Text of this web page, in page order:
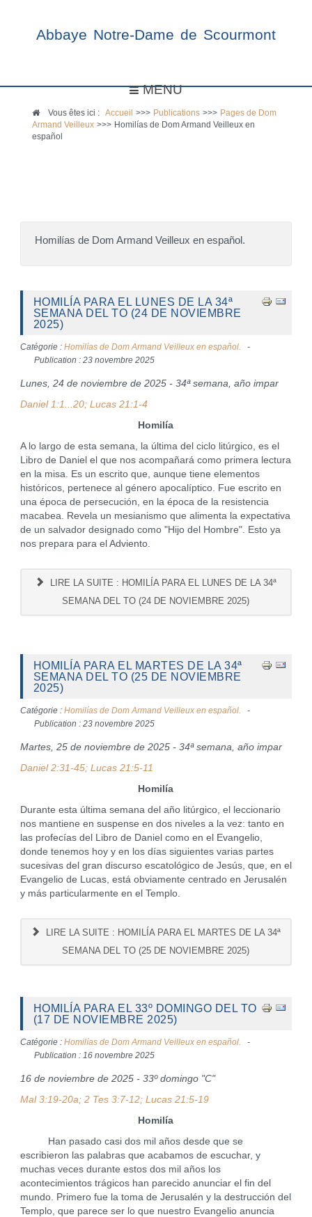
Abbaye Notre-Dame de Scourmont
MENU
Vous êtes ici :Accueil >>> Publications >>> Pages de Dom
Armand Veilleux >>> Homilías de Dom Armand Veilleux en
español
Homilías de Dom Armand Veilleux en español.
HOMILÍA PARA EL LUNES DE LA 34ª
SEMANA DEL TO (24 DE NOVIEMBRE
2025)
Catégorie : Homilías de Dom Armand Veilleux en español.
Publication : 23 novembre 2025
Lunes, 24 de noviembre de 2025 - 34ª semana, año impar
Daniel 1:1...20; Lucas 21:1-4
Homilía
A lo largo de esta semana, la última del ciclo litúrgico, es el
Libro de Daniel el que nos acompañará como primera lectura
en la misa. Es un escrito que, aunque tiene elementos
históricos, pertenece al género apocalíptico. Fue escrito en
una época de persecución, en la época de la resistencia
macabea. Revela un mesianismo que alimenta la expectativa
de un salvador designado como "Hijo del Hombre". Esto ya
nos prepara para el Adviento.
LIRE LA SUITE : HOMILÍA PARA EL LUNES DE LA 34ª
SEMANA DEL TO (24 DE NOVIEMBRE 2025)
HOMILÍA PARA EL MARTES DE LA 34ª
SEMANA DEL TO (25 DE NOVIEMBRE
2025)
Catégorie : Homilías de Dom Armand Veilleux en español.
Publication : 23 novembre 2025
Martes, 25 de noviembre de 2025 - 34ª semana, año impar
Daniel 2:31-45; Lucas 21:5-11
Homilía
Durante esta última semana del año litúrgico, el leccionario
nos mantiene en suspense en dos niveles a la vez: tanto en
las profecías del Libro de Daniel como en el Evangelio,
donde tenemos hoy y en los días siguientes varias partes
sucesivas del gran discurso escatológico de Jesús, que, en el
Evangelio de Lucas, está obviamente centrado en Jerusalén
y más particularmente en el Templo.
LIRE LA SUITE : HOMILÍA PARA EL MARTES DE LA 34ª
SEMANA DEL TO (25 DE NOVIEMBRE 2025)
HOMILÍA PARA EL 33º DOMINGO DEL TO
(17 DE NOVIEMBRE 2025)
Catégorie : Homilías de Dom Armand Veilleux en español.
Publication : 16 novembre 2025
16 de noviembre de 2025 - 33º domingo "C"
Mal 3:19-20a; 2 Tes 3:7-12; Lucas 21:5-19
Homilía
Han pasado casi dos mil años desde que se
escribieron las palabras que acabamos de escuchar, y
muchas veces durante estos dos mil años los
acontecimientos trágicos han parecido anunciar el fin del
mundo. Primero fue la toma de Jerusalén y la destrucción del
Templo, que parece ser lo que nuestro Evangelio anuncia